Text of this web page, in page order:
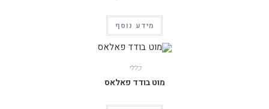
מידע נוסף
כללי
מוט בודד פאלאס